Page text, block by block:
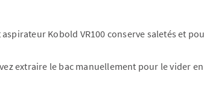
Kobold VR100 conserve saletés et
extraire le bac manuellement pour le vider